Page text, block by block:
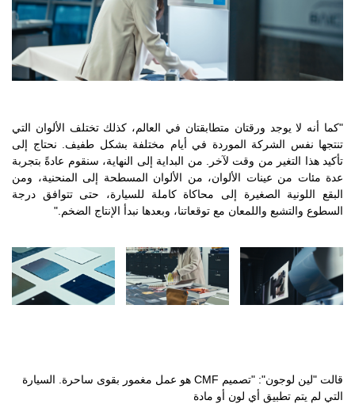
"كما أنه لا يوجد ورقتان متطابقتان في العالم، كذلك تختلف الألوان التي
تنتجها نفس الشركة الموردة في أيام مختلفة بشكل طفيف. نحتاج إلى
تأكيد هذا التغير من وقت لآخر. من البداية إلى النهاية، سنقوم عادةً بتجربة
عدة مئات من عينات الألوان، من الألوان المسطحة إلى المنحنية، ومن
البقع اللونية الصغيرة إلى محاكاة كاملة للسيارة، حتى تتوافق درجة
السطوع والتشبع واللمعان مع توقعاتنا، وبعدها نبدأ الإنتاج الضخم."
قالت "لين لوجون": "تصميم CMF هو عمل مغمور بقوى ساحرة. السيارة
التي لم يتم تطبيق أي لون أو مادة